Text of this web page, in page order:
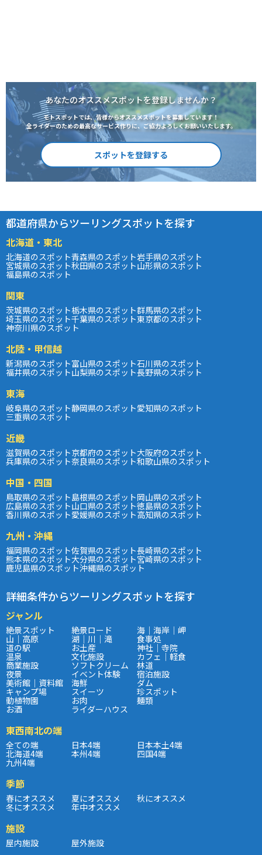
あなたのオススメスポットを登録しませんか？
モトスポットでは、皆様からオススメスポットを募集しています！
全ライダーのための最高なサービス作りに、ご協力よろしくお願いいたします。
スポットを登録する
都道府県からツーリングスポットを探す
北海道・東北
北海道のスポット青森県のスポット岩手県のスポット
宮城県のスポット秋田県のスポット山形県のスポット
福島県のスポット
関東
茨城県のスポット栃木県のスポット群馬県のスポット
埼玉県のスポット千葉県のスポット東京都のスポット
神奈川県のスポット
北陸・甲信越
新潟県のスポット富山県のスポット石川県のスポット
福井県のスポット山梨県のスポット長野県のスポット
東海
岐阜県のスポット静岡県のスポット愛知県のスポット
三重県のスポット
近畿
滋賀県のスポット京都府のスポット大阪府のスポット
兵庫県のスポット奈良県のスポット和歌山県のスポット
中国・四国
鳥取県のスポット島根県のスポット岡山県のスポット
広島県のスポット山口県のスポット徳島県のスポット
香川県のスポット愛媛県のスポット高知県のスポット
九州・沖縄
福岡県のスポット佐賀県のスポット長崎県のスポット
熊本県のスポット大分県のスポット宮崎県のスポット
鹿児島県のスポット沖縄県のスポット
詳細条件からツーリングスポットを探す
ジャンル
絶景スポット 絶景ロード 海｜海岸｜岬
山｜高原 湖｜川｜滝 食事処
道の駅 お土産 神社｜寺院
温泉 文化施設 カフェ｜軽食
商業施設 ソフトクリーム 林道
夜景 イベント体験 宿泊施設
美術館｜資料館 海鮮 ダム
キャンプ場 スイーツ 珍スポット
動植物園 お肉 麺類
お酒 ライダーハウス
東西南北の端
全ての端 日本4端 日本本土4端
北海道4端 本州4端 四国4端
九州4端
季節
春にオススメ 夏にオススメ 秋にオススメ
冬にオススメ 年中オススメ
施設
屋内施設 屋外施設